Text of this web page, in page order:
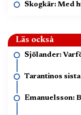
Skogkär: Med
Läs också
Sjölander:
Tarantinos
Emanuelsson: